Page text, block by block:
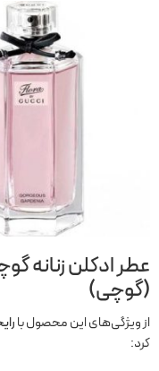
عطر ادکلن زنانه
(گوچی)
از ویژگی‌های این محصول با
کرد: